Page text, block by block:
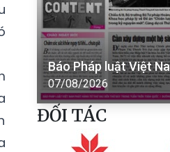
Báo Pháp luật Việt
07/08/2026
ĐỐI TÁC